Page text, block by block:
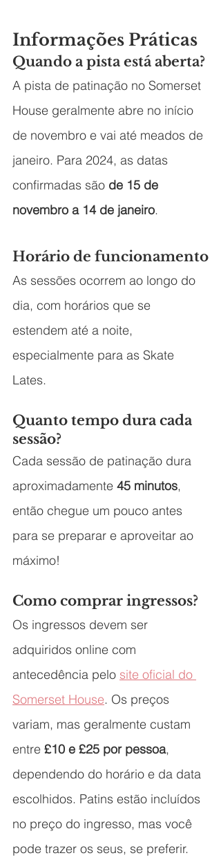
Informações Práticas
Quando a pista está aberta?
A pista de patinação no Somerset
House geralmente abre no início
de novembro e vai até meados de
janeiro. Para 2024, as datas
confirmadas são de 15 de
novembro a 14 de janeiro.
Horário de funcionamento
As sessões ocorrem ao longo do
dia, com horários que se
estendem até a noite,
especialmente para as Skate
Lates.
Quanto tempo dura cada
sessão?
Cada sessão de patinação dura
aproximadamente 45 minutos,
então chegue um pouco antes
para se preparar e aproveitar ao
máximo!
Como comprar ingressos?
Os ingressos devem ser
adquiridos online com
antecedência pelo site oficial do
Somerset House. Os preços
variam, mas geralmente custam
entre £10 e £25 por pessoa,
dependendo do horário e da data
escolhidos. Patins estão incluídos
no preço do ingresso, mas você
pode trazer os seus, se preferir.